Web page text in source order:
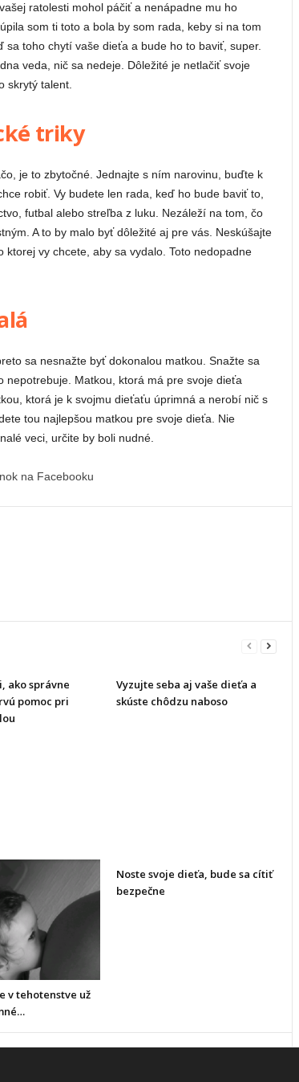
ratolesti mohol páčiť a nenápadne mu ho
som ti toto a bola by som rada, keby si na tom
toho chytí vaše dieťa a bude ho to baviť, super.
veda, nič sa nedeje. Dôležité je netlačiť svoje
skrytý talent.
triky
je to zbytočné. Jednajte s ním narovinu, buďte k
robiť. Vy budete len rada, keď ho bude baviť to,
futbal alebo streľba z luku. Nezáleží na tom, čo
A to by malo byť dôležité aj pre vás. Neskúšajte
vy chcete, aby sa vydalo. Toto nedopadne
sa nesnažte byť dokonalou matkou. Snažte sa
Matkou, ktorá má pre svoje dieťa
ktorá je k svojmu dieťaťu úprimná a nerobí nič s
tou najlepšou matkou pre svoje dieťa. Nie
veci, určite by boli nudné.
na Facebooku
ako správne
pomoc pri
Vyzujte seba aj vaše dieťa a
skúste chôdzu naboso
v tehotenstve už
Noste svoje dieťa, bude sa cítiť
bezpečne